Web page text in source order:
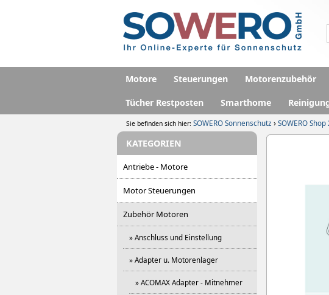
Motore Steuerungen Motorenzubehör
Tücher Restposten Smarthome
Sie befinden sich hier: SOWERO Sonnenschutz ›SOWERO Shop
KATEGORIEN
Antriebe - Motore
Motor Steuerungen
Zubehör Motoren
» Anschluss und Einstellung
» Adapter u. Motorenlager
» ACOMAX Adapter - Mitnehmer